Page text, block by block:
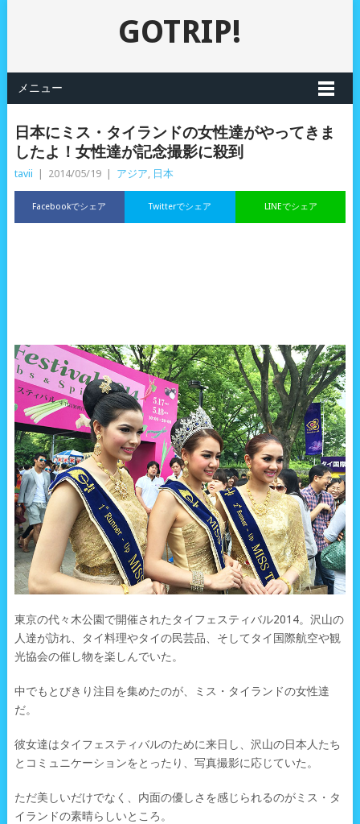
GOTRIP!
メニュー
日本にミス・タイランドの女性達がやってきま
したよ！女性達が記念撮影に殺到
tavii 2014/05/19 アジア, 日本
Facebookでシェア LINEでシェア
Twitterでシェア
東京の代々木公園で開催されたタイフェスティバル2014。沢山の
人達が訪れ、タイ料理やタイの民芸品、そしてタイ国際航空や観
光協会の催し物を楽しんでいた。
中でもとびきり注目を集めたのが、ミス・タイランドの女性達
だ。
彼女達はタイフェスティバルのために来日し、沢山の日本人たち
とコミュニケーションをとったり、写真撮影に応じていた。
ただ美しいだけでなく、内面の優しさを感じられるのがミス・タ
イランドの素晴らしいところ。